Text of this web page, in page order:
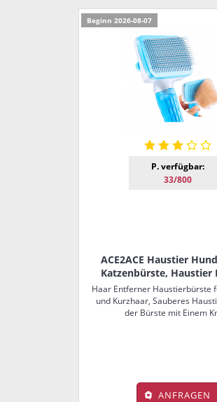
Beginn 2026-08-07
P. verfügbar:
33/800
ACE2ACE Haustier
Katzenbürste, Haustier
Haar Entferner Haustierbürste
und Kurzhaar, Sauberes
der Bürste mit Einem
ANFRAGEN